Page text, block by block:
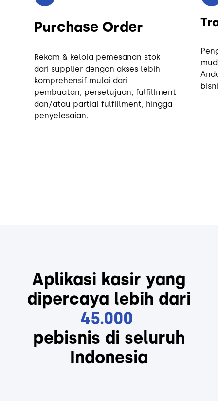
Purchase Order
Rekam & kelola pemesanan stok
dari supplier dengan akses lebih
komprehensif mulai dari
pembuatan, persetujuan, fulfillment
dan/atau partial fulfillment, hingga
penyelesaian.
Aplikasi kasir yang
dipercaya lebih dari
45.000
pebisnis di seluruh
Indonesia